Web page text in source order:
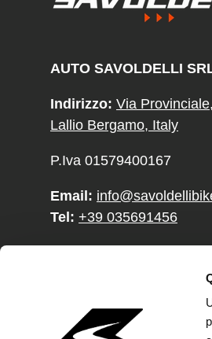
AUTO SAVOLDELLI
Indirizzo: Via
Lallio Bergamo, Italy
P.Iva 01579400167
Email:
Tel: +39 035691456
Paese/Regione